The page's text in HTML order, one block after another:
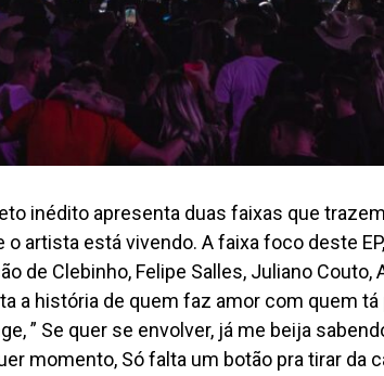
inédito apresenta duas faixas que
artista está vivendo. A faixa foco deste
de Clebinho, Felipe Salles, Juliano Couto,
a história de quem faz amor com quem tá
” Se quer se envolver, já me beija
momento, Só falta um botão pra tirar da